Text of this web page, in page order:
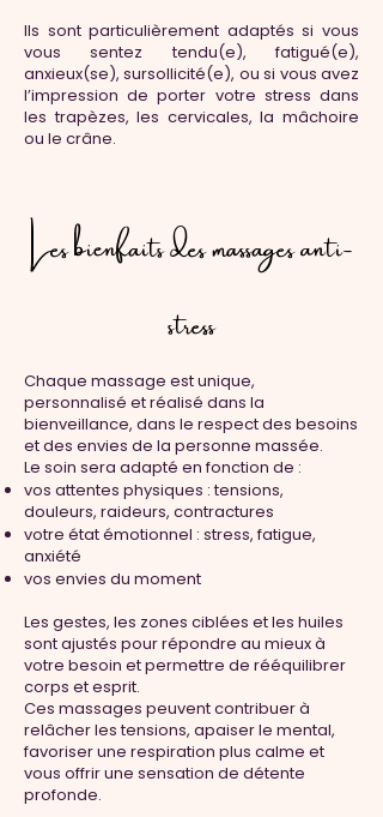
Ils sont particulièrement adaptés si vous
vous sentez tendu(e), fatigué(e),
anxieux(se), sursollicité(e), ou si vous avez
l’impression de porter votre stress dans
les trapèzes, les cervicales, la mâchoire
ou le crâne.
Les bienfaits des massages anti-
stress
Chaque massage est unique,
personnalisé et réalisé dans la
bienveillance, dans le respect des besoins
et des envies de la personne massée.
Le soin sera adapté en fonction de :
vos attentes physiques : tensions,
douleurs, raideurs, contractures
votre état émotionnel : stress, fatigue,
anxiété
vos envies du moment
Les gestes, les zones ciblées et les huiles
sont ajustés pour répondre au mieux à
votre besoin et permettre de rééquilibrer
corps et esprit.
Ces massages peuvent contribuer à
relâcher les tensions, apaiser le mental,
favoriser une respiration plus calme et
vous offrir une sensation de détente
profonde.